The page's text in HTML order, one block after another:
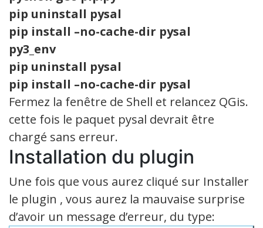
pip uninstall pysal
pip install –no-cache-dir pysal
py3_env
pip uninstall pysal
pip install –no-cache-dir pysal
Fermez la fenêtre de Shell et relancez QGis.
cette fois le paquet pysal devrait être
chargé sans erreur.
Installation du plugin
Une fois que vous aurez cliqué sur Installer
le plugin , vous aurez la mauvaise surprise
d’avoir un message d’erreur, du type: